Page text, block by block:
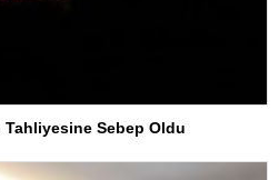
Tahliyesine Sebep Oldu